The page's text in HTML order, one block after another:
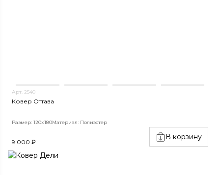
Арт. 2540
Ковер Оттава
Размер: 120x180Материал: Полиэстер
9 000 ₽
В корзину